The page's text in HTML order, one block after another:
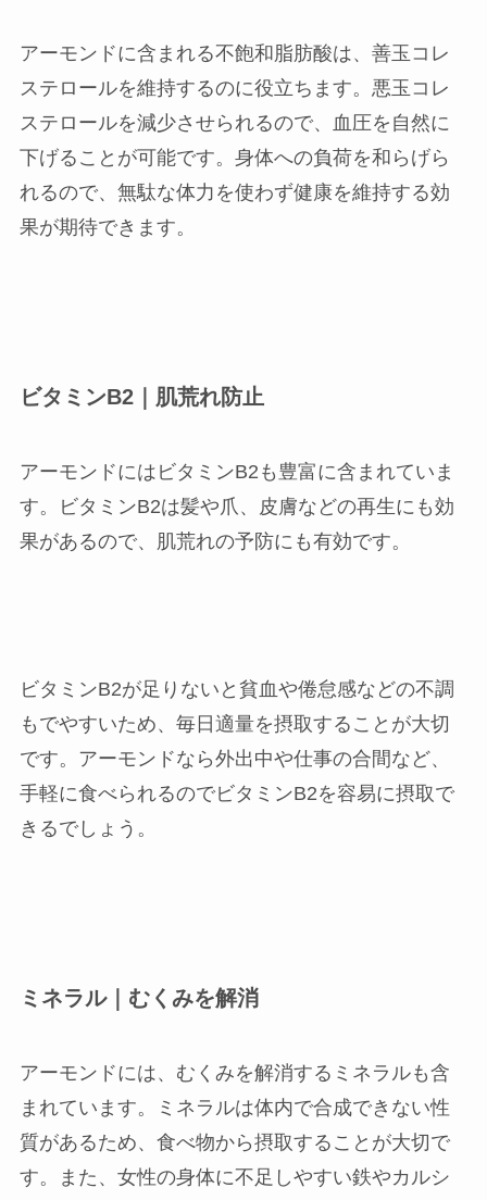
アーモンドに含まれる不飽和脂肪酸は、善玉コレ
ステロールを維持するのに役立ちます。悪玉コレ
ステロールを減少させられるので、血圧を自然に
下げることが可能です。身体への負荷を和らげら
れるので、無駄な体力を使わず健康を維持する効
果が期待できます。
ビタミンB2｜肌荒れ防止
アーモンドにはビタミンB2も豊富に含まれていま
す。ビタミンB2は髪や爪、皮膚などの再生にも効
果があるので、肌荒れの予防にも有効です。
ビタミンB2が足りないと貧血や倦怠感などの不調
もでやすいため、毎日適量を摂取することが大切
です。アーモンドなら外出中や仕事の合間など、
手軽に食べられるのでビタミンB2を容易に摂取で
きるでしょう。
ミネラル｜むくみを解消
アーモンドには、むくみを解消するミネラルも含
まれています。ミネラルは体内で合成できない性
質があるため、食べ物から摂取することが大切で
す。また、女性の身体に不足しやすい鉄やカルシ